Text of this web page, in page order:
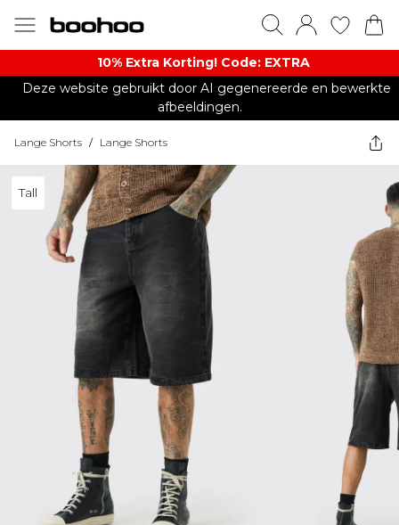
10% Extra Korting! Code: EXTRA​
Deze website gebruikt door AI gegenereerde en bewerkte
afbeeldingen.
Lange Shorts / Lange Shorts
Tall